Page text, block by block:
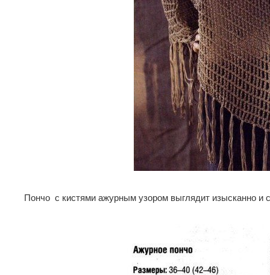
Пончо с кистями ажурным узором выглядит изысканно и